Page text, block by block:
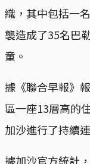
織，其中包括一
襲造成了35名巴
童。
據《聯合早報》
區一座13層高的
加沙進行了持續
據加沙官方統計